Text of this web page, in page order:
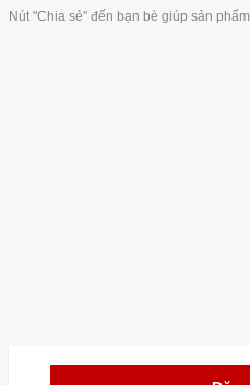
Nút "Chia sẻ" đến bạn bè giúp sản